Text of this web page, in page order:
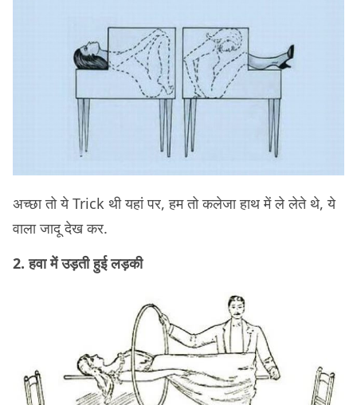
अच्छा तो ये Trick थी यहां पर, हम तो कलेजा हाथ में ले लेते थे, ये
वाला जादू देख कर.
2. हवा में उड़ती हुई लड़की